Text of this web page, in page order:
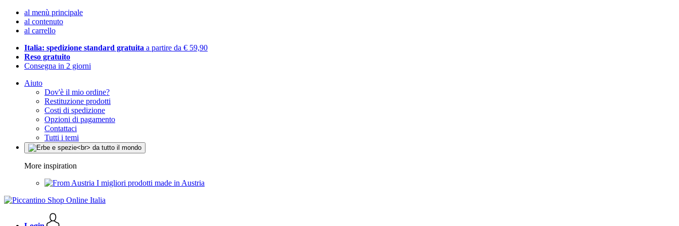
al menù principale
al contenuto
al carrello
Italia: spedizione standard gratuita a partire da € 59,90
Reso gratuito
Consegna in 2 giorni
Aiuto
Dov'è il mio ordine?
Restituzione prodotti
Costi di spedizione
Opzioni di pagamento
Contattaci
Tutti i temi
More inspiration
I migliori prodotti made in Austria